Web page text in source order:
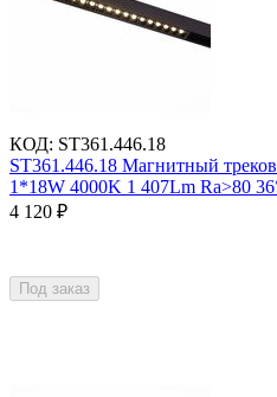
КОД: ST361.446.18
ST361.446.18 Магнитный
1*18W 4000K 1 407Lm Ra>80
4 120 ₽
Под заказ